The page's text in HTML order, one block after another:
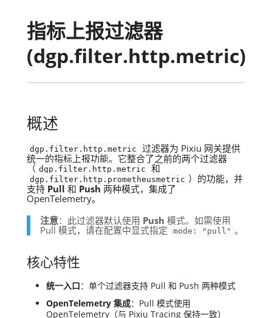
指标上报过滤器
(dgp.filter.http.metric)
概述
dgp.filter.http.metric
过滤器为 Pixiu 网关提供
统一的指标上报功能。它整合了之前的两个过滤器
（ dgp.filter.http.metric 和
dgp.filter.http.prometheusmetric ）的功能，并
支持 Pull 和 Push 两种模式，集成了
OpenTelemetry。
注意：此过滤器默认使用 Push 模式。如需使用
Pull 模式，请在配置中显式指定
mode: "pull" 。
核心特性
统一入口：单个过滤器支持 Pull 和 Push 两种模式
OpenTelemetry 集成：Pull 模式使用
OpenTelemetry（与 Pixiu Tracing 保持一致）